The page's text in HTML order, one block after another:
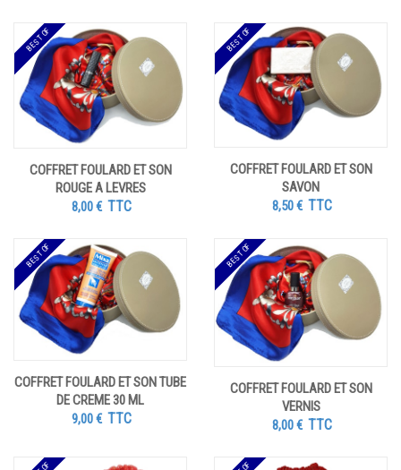
BEST OF
COFFRET FOULARD ET SON
ROUGE A LEVRES
8,00€ TTC
BEST OF
COFFRET FOULARD ET SON
SAVON
8,50€ TTC
BEST OF
COFFRET FOULARD ET SON TUBE
DE CREME 30 ML
9,00€ TTC
BEST OF
COFFRET FOULARD ET SON
VERNIS
8,00€ TTC